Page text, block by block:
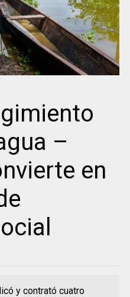
–
en
y contrató cuatro